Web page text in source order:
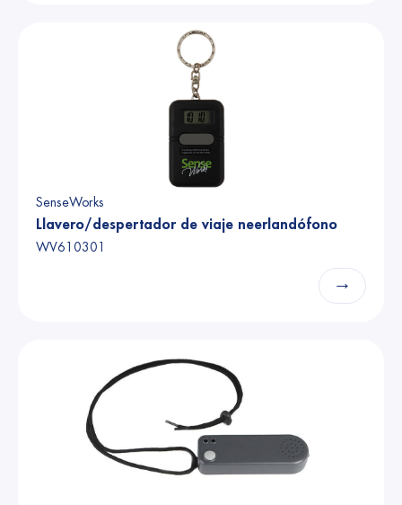
SenseWorks
Llavero/despertador de viaje neerlandófono
WV610301
→